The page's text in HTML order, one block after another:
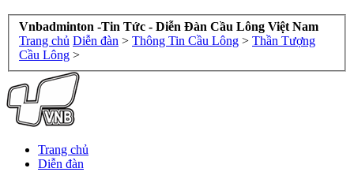
Vnbadminton -Tin Tức - Diễn Đàn Cầu Lông Việt Nam
Trang chủ Diễn đàn > Thông Tin Cầu Lông > Thần Tượng
Cầu Lông >
Trang chủ
Diễn đàn